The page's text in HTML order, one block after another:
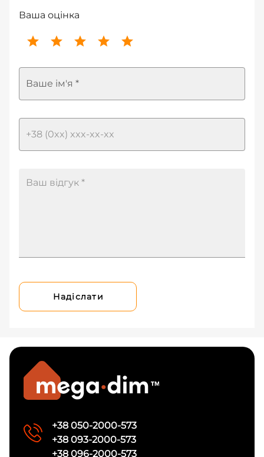
Ваша оцінка
Ваше ім'я *
Надіслати
+38 050-2000-573
+38 093-2000-573
+38 096-2000-573